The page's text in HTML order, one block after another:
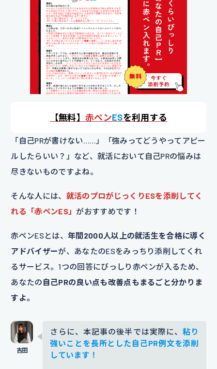
【無料】赤ペンESを利用する
「自己PRが書けない……」「強みってどうやってアピー
ルしたらいい？」など、就活において自己PRの悩みは
尽きないものですよね。
そんな人には、 就活のプロがじっくりESを添削してく
れる「赤ペンES」がおすすめです！
赤ペンESとは、 年間2000人以上の就活生を合格に導く
アドバイザーが、あなたのESをみっちり添削してくれ
るサービス。1つの回答にびっしり赤ペンが入るため、
あなたの 自己PRの良い点も改善点もまるごと分かりま
すよ。
さらに、本記事の後半では実際に、粘り
強いことを長所とした自己PR例文を添削
しています！